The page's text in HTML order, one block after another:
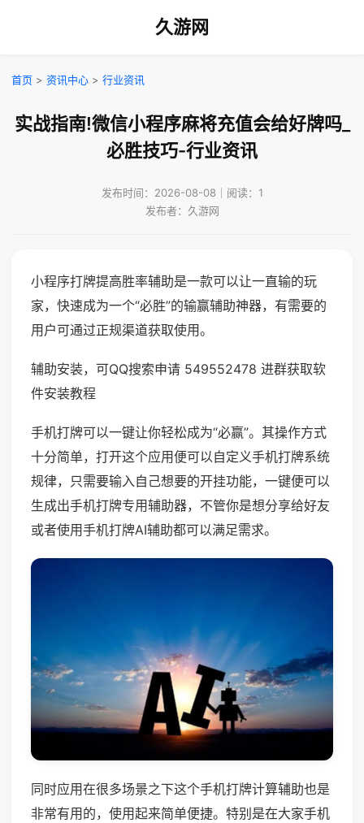
久游网
首页 > 资讯中心 > 行业资讯
实战指南!微信小程序麻将充值会给好牌吗_
必胜技巧-行业资讯
发布时间：2026-08-08｜阅读：1
发布者：久游网
小程序打牌提高胜率辅助是一款可以让一直输的玩
家，快速成为一个“必胜”的输赢辅助神器，有需要的
用户可通过正规渠道获取使用。
辅助安装，可QQ搜索申请 549552478 进群获取软
件安装教程
手机打牌可以一键让你轻松成为“必赢”。其操作方式
十分简单，打开这个应用便可以自定义手机打牌系统
规律，只需要输入自己想要的开挂功能，一键便可以
生成出手机打牌专用辅助器，不管你是想分享给好友
或者使用手机打牌AI辅助都可以满足需求。
同时应用在很多场景之下这个手机打牌计算辅助也是
非常有用的，使用起来简单便捷。特别是在大家手机